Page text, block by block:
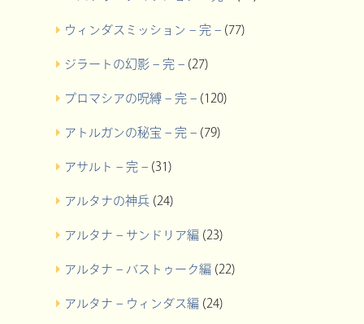
ウィンダスミッション – 完 –(77)
ジラートの幻影 – 完 –(27)
プロマシアの呪縛 – 完 –(120)
アトルガンの秘宝 – 完 –(79)
アサルト – 完 –(31)
アルタナの神兵(24)
アルタナ – サンドリア編 (23)
アルタナ – バストゥーク編 (22)
アルタナ – ウィンダス編 (24)